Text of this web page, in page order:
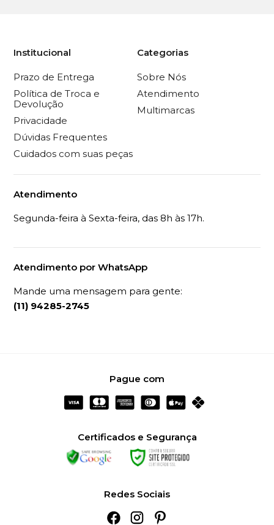
Institucional
Prazo de Entrega
Política de Troca e
Devolução
Privacidade
Dúvidas Frequentes
Cuidados com suas peças
Categorias
Sobre Nós
Atendimento
Multimarcas
Atendimento
Segunda-feira à Sexta-feira, das 8h às 17h.
Atendimento por WhatsApp
Mande uma mensagem para gente:
(11) 94285-2745
Pague com
Certificados e Segurança
Redes Sociais